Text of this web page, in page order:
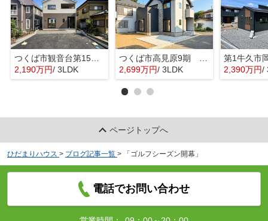
つくば市観音台第15 新築戸建
2,190万円/ 3LDK
つくば市高見原9期 新築戸建
2,699万円/ 3LDK 2,390万円/
ページトップへ
ひだまりハウス > ブログ記事一覧 > 「ゴルフシーズン開幕」
電話でお問い合わせ